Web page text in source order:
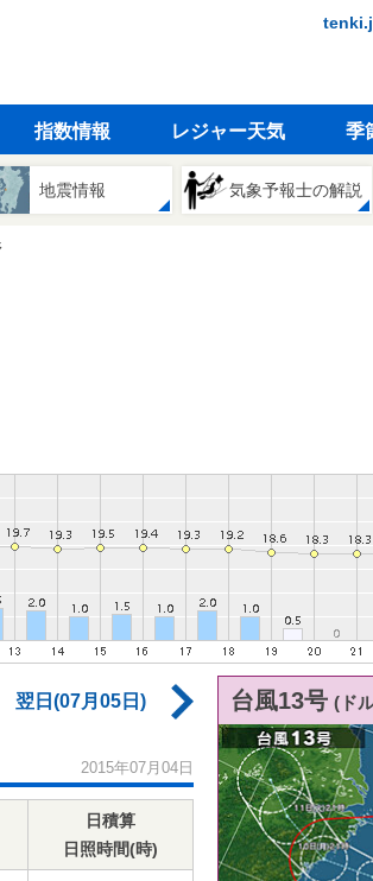
指数情報 レジャー天気 季
地震情報 気象予報士の解説
翌日(07月05日)
2015年07月04日
日積算
日照時間(時)
台風13号 (ド